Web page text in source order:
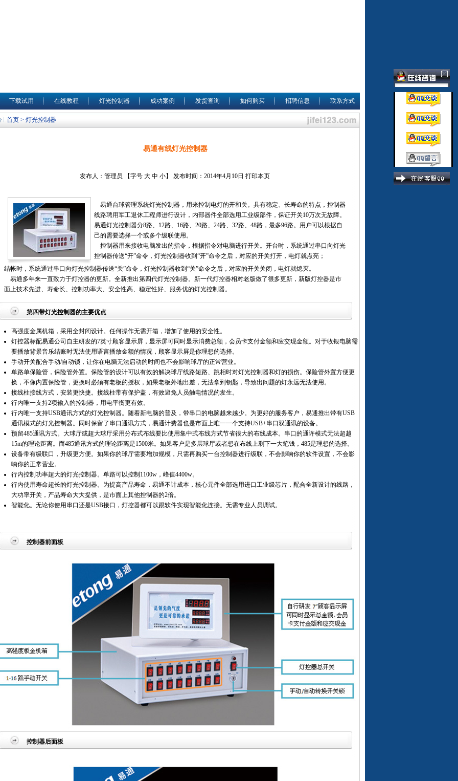
下载试用 在线教程 灯光控制器 成功案例 发货查询 如何购买 招聘信息 联系方式
首页 > 灯光控制器
易通有线灯光控制器
发布人：管理员 【字号 大 中 小】 发布时间：2014年4月10日 打印本页
易通台球管理系统灯光控制器，用来控制电灯的开和关。具有稳定、长寿命的特点，控制器
线路聘用军工退休工程师进行设计，内部器件全部选用工业级部件，保证开关10万次无故障。
易通灯光控制器分8路、12路、16路、20路、24路、32路、48路，最多96路。用户可以根据自
己的需要选择一个或多个级联使用。
控制器用来接收电脑发出的指令，根据指令对电脑进行开关。开台时，系统通过串口向灯光
控制器传送“开”命令，灯光控制器收到“开”命令之后，对应的开关打开，电灯就点亮；
结帐时，系统通过串口向灯光控制器传送“关”命令，灯光控制器收到“关”命令之后，对应的开关关闭，电灯就熄灭。
易通多年来一直致力于灯控器的更新。全新推出第四代灯光控制器。新一代灯控器相对老版做了很多更新，新版灯控器是市
面上技术先进、寿命长、控制功率大、安全性高、稳定性好、服务优的灯光控制器。
第四带灯光控制器的主要优点
高强度金属机箱，采用全封闭设计。任何操作无需开箱，增加了使用的安全性。
灯控器标配易通公司自主研发的7英寸顾客显示屏，显示屏可同时显示消费总额，会员卡支付金额和应交现金额。对于收银电脑需
要播放背景音乐结账时无法使用语言播放金额的情况，顾客显示屏是你理想的选择。
手动开关配合手动/自动锁，让你在电脑无法启动的时间也不会影响球厅的正常营业。
单路单保险管，保险管外置。保险管的设计可以有效的解决球厅线路短路、跳相时对灯光控制器和灯的损伤。保险管外置方便更
换，不像内置保险管，更换时必须有老板的授权，如果老板外地出差，无法拿到钥匙，导致出问题的灯永远无法使用。
接线柱接线方式，安装更快捷。接线柱带有保护盖，有效避免人员触电情况的发生。
行内唯一支持2项输入的控制器，用电平衡更有效。
行内唯一支持USB通讯方式的灯光控制器。随着新电脑的普及，带串口的电脑越来越少。为更好的服务客户，易通推出带有USB
通讯模式的灯光控制器。同时保留了串口通讯方式，易通计费器也是市面上唯一一个支持USB+串口双通讯的设备。
预留485通讯方式。大球厅或超大球厅采用分布式布线要比使用集中式布线方式节省很大的布线成本。串口的通许模式无法超越
15m的理论距离。而485通讯方式的理论距离是1500米。如果客户是多层球厅或者想在布线上剩下一大笔钱，485是理想的选择。
设备带有级联口，升级更方便。如果你的球厅需要增加规模，只需再购买一台控制器进行级联，不会影响你的软件设置，不会影
响你的正常营业。
行内控制功率超大的灯光控制器。单路可以控制1100w，峰值4400w。
行内使用寿命超长的灯光控制器。为提高产品寿命，易通不计成本，核心元件全部选用进口工业级芯片，配合全新设计的线路，
大功率开关，产品寿命大大提供，是市面上其他控制器的2倍。
智能化。无论你使用串口还是USB接口，灯控器都可以跟软件实现智能化连接。无需专业人员调试。
控制器前面板
控制器后面板